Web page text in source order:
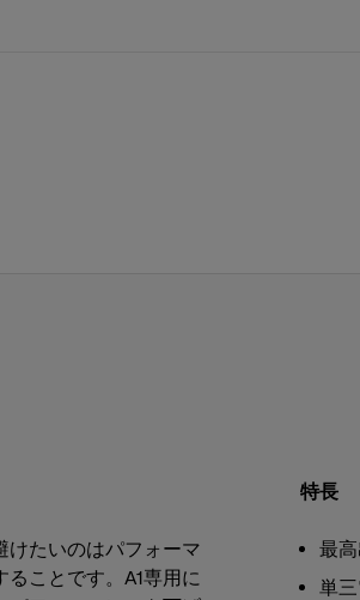
けたいのはパフォーマ
ことです。A1専用に
特長
最
単